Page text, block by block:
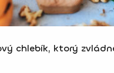
chlebík, ktorý